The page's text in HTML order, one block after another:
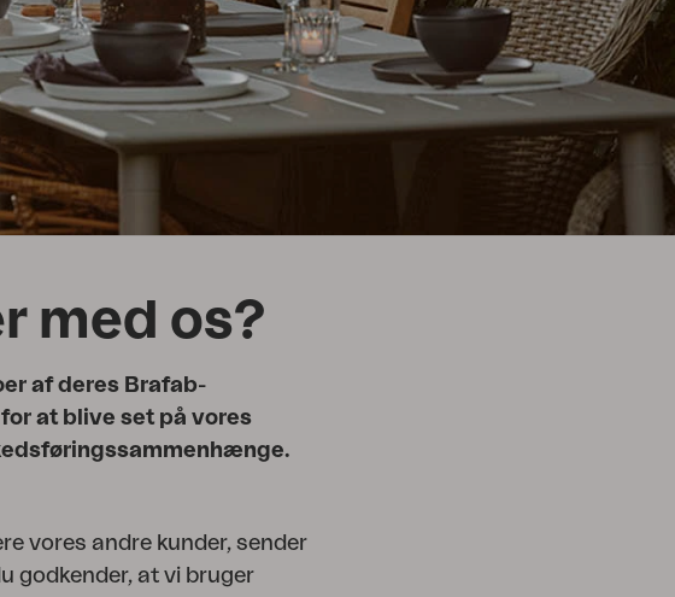
med os?
af deres Brafab-
at blive set på vores
vores andre kunder, sender
godkender, at vi bruger